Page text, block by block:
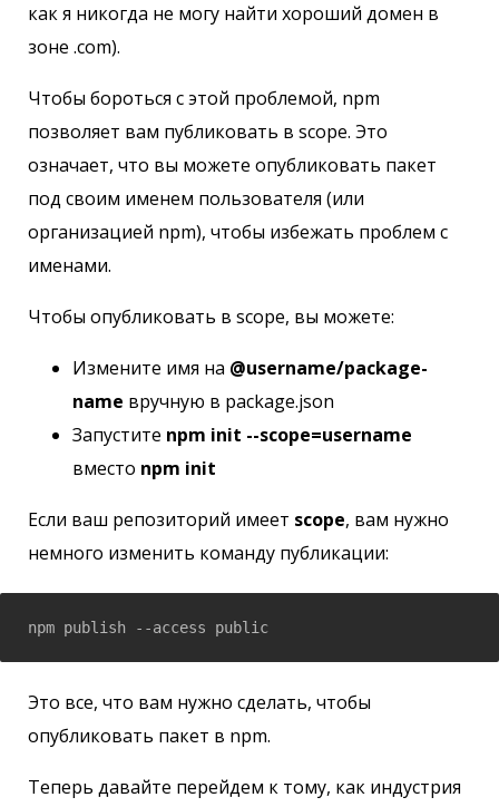
как я никогда не могу найти хороший домен в
зоне .com).
Чтобы бороться с этой проблемой, npm
позволяет вам публиковать в scope. Это
означает, что вы можете опубликовать пакет
под своим именем пользователя (или
организацией npm), чтобы избежать проблем с
именами.
Чтобы опубликовать в scope, вы можете:
Измените имя на @username/package-
name вручную в package.json
Запустите npm init --scope=username
вместо npm init
Если ваш репозиторий имеет scope, вам нужно
немного изменить команду публикации:
npm publish --access public
Это все, что вам нужно сделать, чтобы
опубликовать пакет в npm.
Теперь давайте перейдем к тому, как индустрия